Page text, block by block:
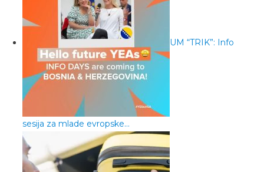
UM “TRIK”: Info
sesija za mlade evropske…